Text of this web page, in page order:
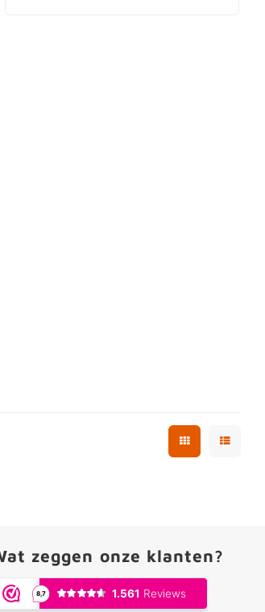
zeggen onze klanten?